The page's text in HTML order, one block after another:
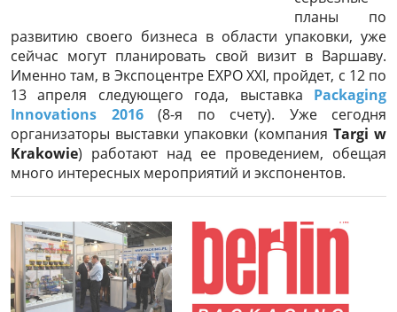
планы по
развитию своего бизнеса в области упаковки, уже
сейчас могут планировать свой визит в Варшаву.
Именно там, в Экспоцентре EXPO XXI, пройдет, с 12 по
13 апреля следующего года, выставка Packaging
Innovations 2016(8-я по счету). Уже сегодня
организаторы выставки упаковки (компания Targi w
Krakowie) работают над ее проведением, обещая
много интересных мероприятий и экспонентов.